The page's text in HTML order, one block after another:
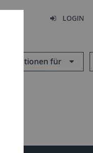
LOGIN
für